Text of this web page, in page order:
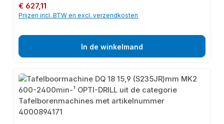
Normale prijs:
€ 627,11
Prijzen incl. BTW en excl. verzendkosten
In de winkelmand